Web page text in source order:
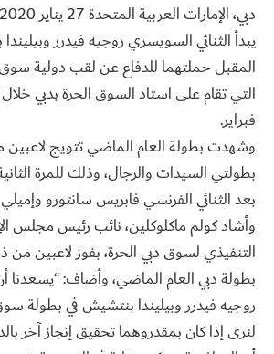
دبي، الإمارات العربية المتحدة 27 يناير 2020
يبدأ الثنائي السويسري روجيه فيدرر
المقبل حملتهما للدفاع عن لقب دولية
فبراير.
وشهدت بطولة العام الماضي تتويج لاعبين
بطولتي السيدات والرجال، وذلك للمرة
بعد الثنائي الفرنسي فابريس سانتورو وإميلي
وأشاد كولم ماكلوكلين، نائب رئيس مجلس
التنفيذي لسوق دبي الحرة، بفوز لاعبين من
بطولة دبي العام الماضي، وأضاف: “يسعدنا
روجيه فيدرر وبيليندا بنتشيش في بطولة
لنرى إذا كان بمقدروهما تحقيق إنجاز آخر